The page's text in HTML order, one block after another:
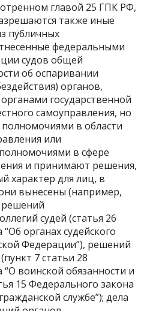
главой 25 ГПК РФ,
также иные
публичных
федеральными
судов общей
об оспаривании
органов,
государственной
самоуправления, но
в области
или
в сфере
и принимают решения,
характер для лиц, в
вынесены (например,
решений
судей (статья 26
органах судейского
Федерации”), решений
7 статьи 28
воинской обязанности и
15 Федерального закона
службе”); дела